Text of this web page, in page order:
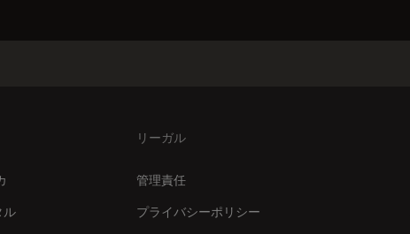
ル
リーガル
管理責任
プライバシーポリシー